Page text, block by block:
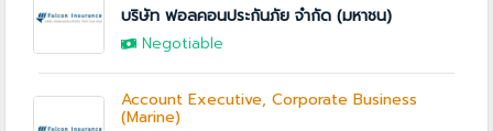
บริษัท ฟอลคอนประกันภัย จำกัด (มหาชน)
Negotiable
Account Executive, Corporate Business
(Marine)